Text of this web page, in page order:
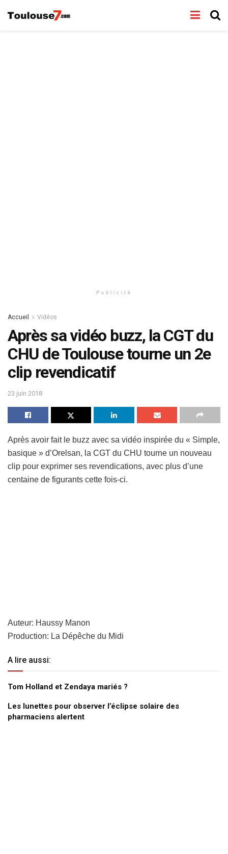
Publicité
Accueil Vidéos
Après sa vidéo buzz, la CGT du
CHU de Toulouse tourne un 2e
clip revendicatif
23 juin 2018
Après avoir fait le buzz avec sa vidéo inspirée du « Simple,
basique » d’Orelsan, la CGT du CHU tourne un nouveau
clip pour exprimer ses revendications, avec plus d’une
centaine de figurants cette fois-ci.
Auteur: Haussy Manon
Production: La Dépêche du Midi
A lire aussi:
Tom Holland et Zendaya mariés ?
Les lunettes pour observer l’éclipse solaire des
pharmaciens alertent